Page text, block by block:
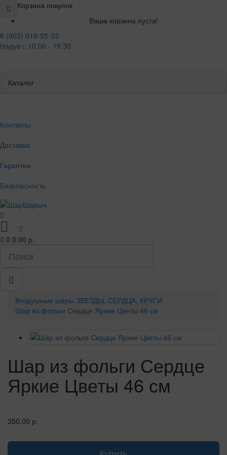
Корзина покупок
Ваша корзина пуста!
8 (903) 018-55-33
Надув с 10.00 - 19.30
Каталог
Контакты
Доставка
Гарантии
Безопасность
0 0.00 р.
Воздушные шары ЗВЕЗДЫ, СЕРДЦА, КРУГИ
Шар из фольги Сердце Яркие Цветы 46 см
Шар из фольги Сердце
Яркие Цветы 46 см
350.00 р.